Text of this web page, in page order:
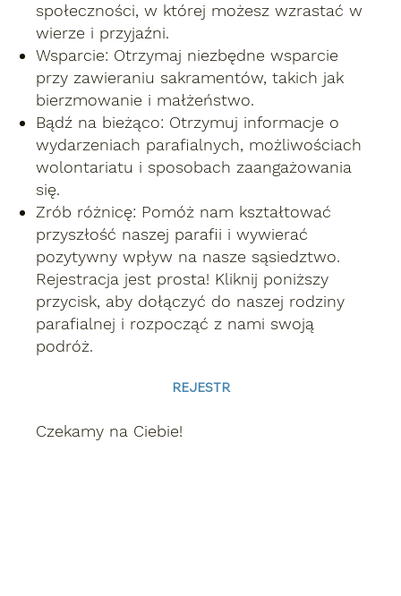
społeczności, w której możesz wzrastać w
wierze i przyjaźni.
Wsparcie: Otrzymaj niezbędne wsparcie
przy zawieraniu sakramentów, takich jak
bierzmowanie i małżeństwo.
Bądź na bieżąco: Otrzymuj informacje o
wydarzeniach parafialnych, możliwościach
wolontariatu i sposobach zaangażowania
się.
Zrób różnicę: Pomóż nam kształtować
przyszłość naszej parafii i wywierać
pozytywny wpływ na nasze sąsiedztwo.
Rejestracja jest prosta! Kliknij poniższy
przycisk, aby dołączyć do naszej rodziny
parafialnej i rozpocząć z nami swoją
podróż.
REJESTR
Czekamy na Ciebie!